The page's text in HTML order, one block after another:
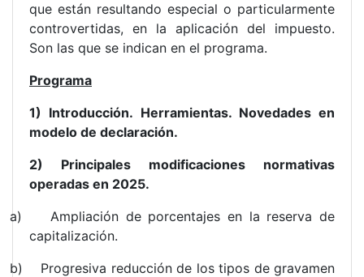
que están resultando especial o particularmente
controvertidas, en la aplicación del impuesto.
Son las que se indican en el programa.
Programa
1) Introducción. Herramientas. Novedades en
modelo de declaración.
2) Principales modificaciones normativas
operadas en 2025.
a) Ampliación de porcentajes en la reserva de
capitalización.
b) Progresiva reducción de los tipos de gravamen